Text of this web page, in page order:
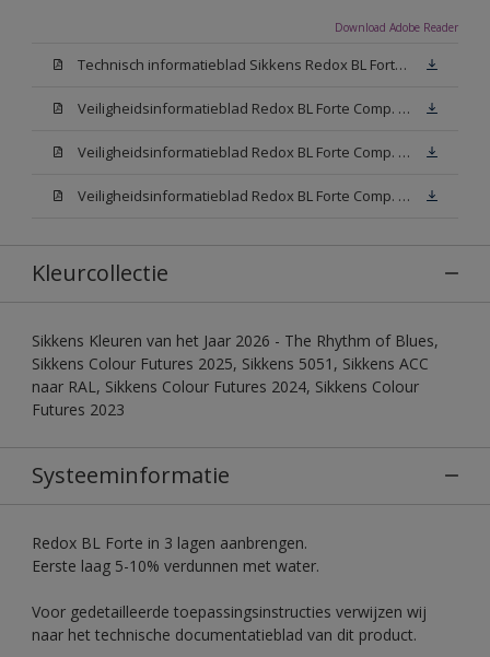
Download Adobe Reader
Technisch informatieblad Sikkens Redox BL Forte (PDF)
Veiligheidsinformatieblad Redox BL Forte Comp. B (MSDS)
Veiligheidsinformatieblad Redox BL Forte Comp. -A W05 (MSDS)
Veiligheidsinformatieblad Redox BL Forte Comp. -A N00 (MSDS)
Kleurcollectie
Sikkens Kleuren van het Jaar 2026 - The Rhythm of Blues,
Sikkens Colour Futures 2025, Sikkens 5051, Sikkens ACC
naar RAL, Sikkens Colour Futures 2024, Sikkens Colour
Futures 2023
Systeeminformatie
Redox BL Forte in 3 lagen aanbrengen.
Eerste laag 5-10% verdunnen met water.
Voor gedetailleerde toepassingsinstructies verwijzen wij
naar het technische documentatieblad van dit product.